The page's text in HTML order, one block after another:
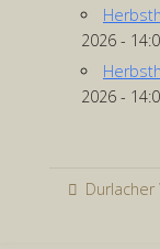
2026 -
2026 -